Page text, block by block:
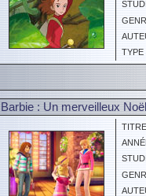
TYPE
Barbie : Un merveilleux Noël